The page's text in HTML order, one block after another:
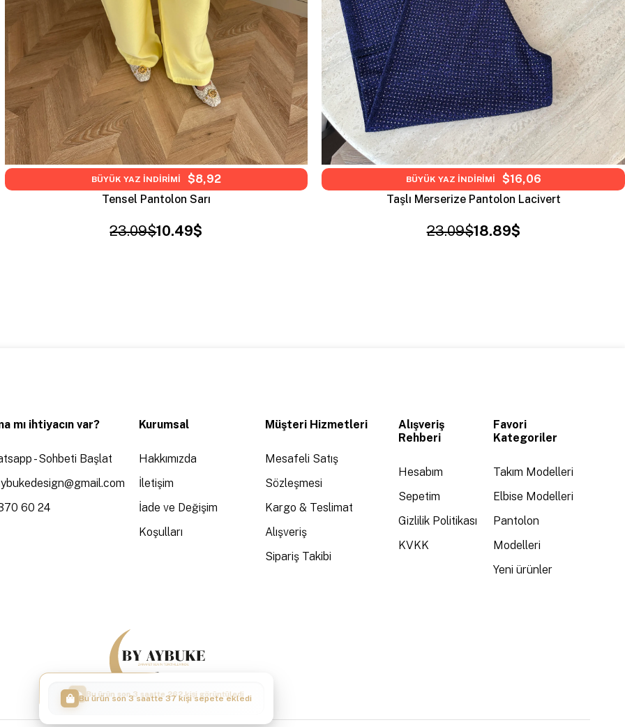
Tensel Pantolon Sarı
10.49$
23.09$
BÜYÜK YAZ İNDİRİMİ $8,92
Taşlı Merserize Pantolon Lacivert
18.89$
23.09$
BÜYÜK YAZ İNDİRİMİ $16,06
mı ihtiyacın var?
- Sohbeti Başlat
60 24
Kurumsal
Hakkımızda
İletişim
İade ve Değişim
Koşulları
Müşteri Hizmetleri
Mesafeli Satış
Sözleşmesi
Kargo & Teslimat
Alışveriş
Sipariş Takibi
Alışveriş
Rehberi
Hesabım
Sepetim
Gizlilik Politikası
KVKK
Favori
Kategoriler
Takım Modelleri
Elbise Modelleri
Pantolon
Modelleri
Yeni ürünler
Bu ürün son 3 saatte 37 kişi sepete ekledi